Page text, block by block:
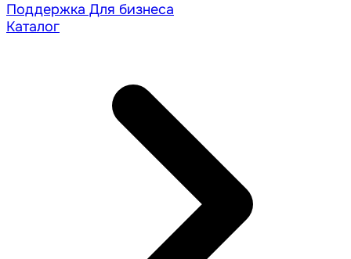
Поддержка Для бизнеса
Каталог